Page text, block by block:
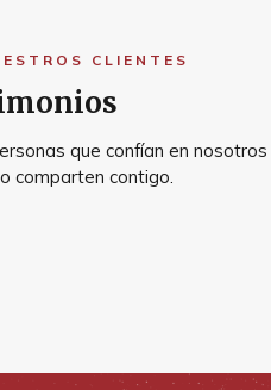
CLIENTES
que confían en
comparten contigo.